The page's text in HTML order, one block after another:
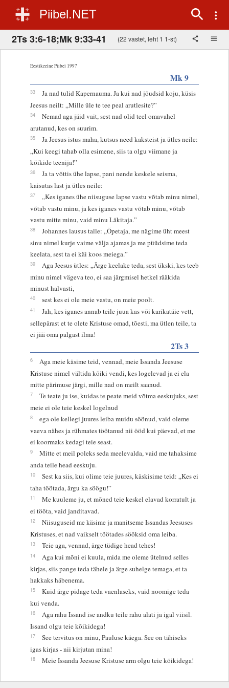
Piibel.NET
2Ts 3:6-18;Mk 9:33-41 (22 vastet, leht 1 1-st)
Eestikeelne Piibel 1997
Mk 9
33
Ja nad tulid Kapernauma. Ja kui nad jõudsid koju, küsis
Jeesus neilt: „Mille üle te tee peal arutlesite?”
34
Nemad aga jäid vait, sest nad olid teel omavahel
arutanud, kes on suurim.
35
Ja Jeesus istus maha, kutsus need kaksteist ja ütles neile:
„Kui keegi tahab olla esimene, siis ta olgu viimane ja
kõikide teenija!”
36
Ja ta võttis ühe lapse, pani nende keskele seisma,
kaisutas last ja ütles neile:
37
„Kes iganes ühe niisuguse lapse vastu võtab minu nimel,
võtab vastu minu, ja kes iganes vastu võtab minu, võtab
vastu mitte minu, vaid minu Läkitaja.”
38
Johannes lausus talle: „Õpetaja, me nägime üht meest
sinu nimel kurje vaime välja ajamas ja me püüdsime teda
keelata, sest ta ei käi koos meiega.”
39
Aga Jeesus ütles: „Ärge keelake teda, sest ükski, kes teeb
minu nimel vägeva teo, ei saa järgmisel hetkel rääkida
minust halvasti,
40 sest kes ei ole meie vastu, on meie poolt.
41
Jah, kes iganes annab teile juua kas või karikatäie vett,
sellepärast et te olete Kristuse omad, tõesti, ma ütlen teile, ta
ei jää oma palgast ilma!
2Ts 3
6
Aga meie käsime teid, vennad, meie Issanda Jeesuse
Kristuse nimel vältida kõiki vendi, kes logelevad ja ei ela
mitte pärimuse järgi, mille nad on meilt saanud.
7
Te teate ju ise, kuidas te peate meid võtma eeskujuks, sest
meie ei ole teie keskel logelnud
8
ega ole kellegi juures leiba muidu söönud, vaid oleme
vaeva nähes ja rühmates töötanud nii ööd kui päevad, et me
ei koormaks kedagi teie seast.
9
Mitte et meil poleks seda meelevalda, vaid me tahaksime
anda teile head eeskuju.
10
Sest ka siis, kui olime teie juures, käskisime teid: „Kes ei
taha töötada, ärgu ka söögu!”
11
Me kuuleme ju, et mõned teie keskel elavad korratult ja
ei tööta, vaid janditavad.
12
Niisuguseid me käsime ja manitseme Issandas Jeesuses
Kristuses, et nad vaikselt töötades sööksid oma leiba.
13 Teie aga, vennad, ärge tüdige head tehes!
14
Aga kui mõni ei kuula, mida me oleme ütelnud selles
kirjas, siis pange teda tähele ja ärge suhelge temaga, et ta
hakkaks häbenema.
15
Kuid ärge pidage teda vaenlaseks, vaid noomige teda
kui venda.
16
Aga rahu Issand ise andku teile rahu alati ja igal viisil.
Issand olgu teie kõikidega!
17
See tervitus on minu, Pauluse käega. See on tähiseks
igas kirjas - nii kirjutan mina!
18 Meie Issanda Jeesuse Kristuse arm olgu teie kõikidega!